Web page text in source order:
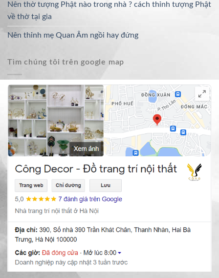
Nên thờ tượng Phật nào trong nhà ? cách thỉnh tượng Phật
về thờ tại gia
Nên thỉnh mẹ Quan Âm ngồi hay đứng
Tìm chúng tôi trên google map